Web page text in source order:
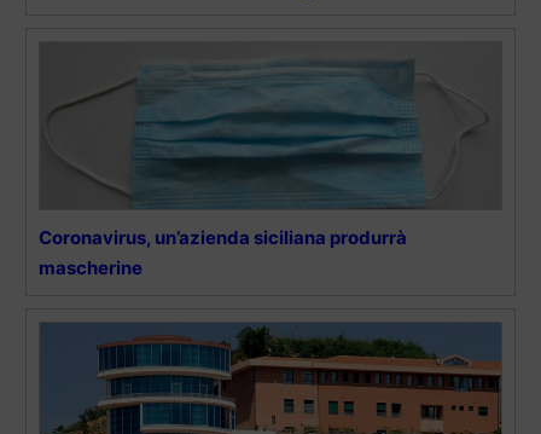
Coronavirus, un’azienda siciliana produrrà
mascherine